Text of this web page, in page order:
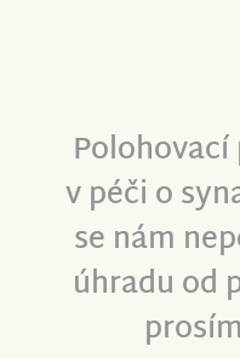
v péči o
se nám
úhradu od